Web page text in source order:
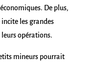
De plus,
les grandes
opérations.
mineurs pourrait